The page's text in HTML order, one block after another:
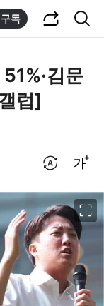
구독
김문
럽]